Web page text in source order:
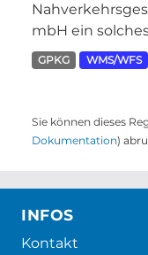
mbH ein
GPKG WMS/WFS
Sie können dieses
Dokumentation)
INFOS
Kontakt